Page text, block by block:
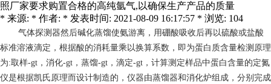
照厂家要求购置合格的高纯氩气,以确保生产产品的质量
* 来源: * 作者: * 发表时间: 2021-08-09 16:17:57 * 浏览: 104
气体探测器然后碱化蒸馏使氨游离，用硼酸吸收后再以硫酸或盐酸
标准溶液滴定，根据酸的消耗量乘以换算系数，即为蛋白质含量检测原理
为:取样-gt，消化-gt，蒸馏-gt，滴定-gt，计算测定样品中蛋白含量的定氮
仪是根据凯氏原理而设计制造的，仪器由蒸馏器和消化炉组成，分别完成